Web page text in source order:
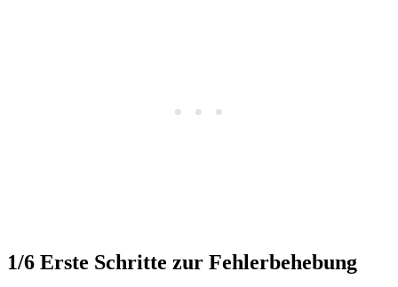
1/6 Erste Schritte zur Fehlerbehebung